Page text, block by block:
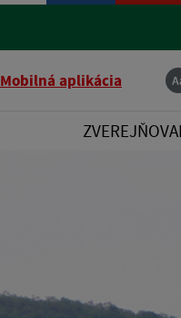
Mobilná aplikácia